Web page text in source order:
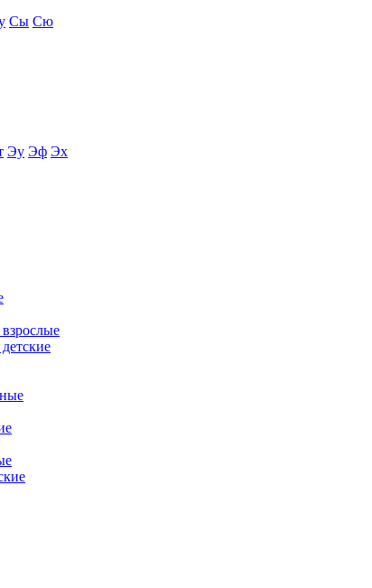
Сы Сю
Эу Эф Эх